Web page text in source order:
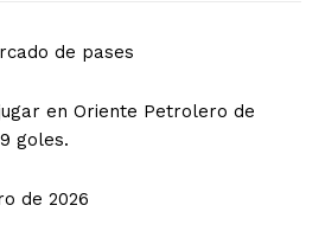
de pases
en Oriente Petrolero de
goles.
de 2026